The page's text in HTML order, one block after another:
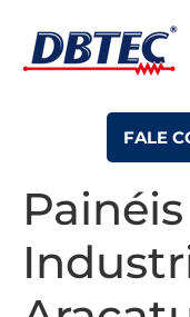
FALE